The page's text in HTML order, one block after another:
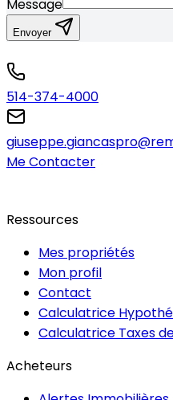
Message
Envoyer
514-374-4000
Me Contacter
Ressources
Mes propriétés
Mon profil
Contact
Calculatrice
Calculatrice Taxes
Acheteurs